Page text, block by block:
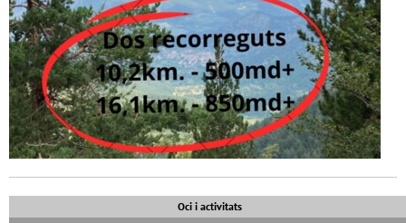
Oci i activitats